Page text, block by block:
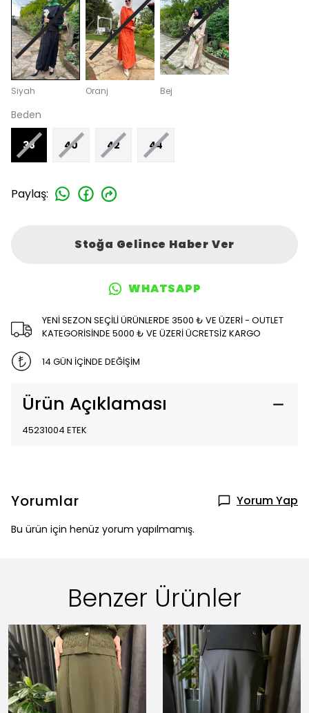
Siyah Oranj Bej
Beden
38 40 42 44
Paylaş:
Stoğa Gelince Haber Ver
WHATSAPP
YENİ SEZON SEÇİLİ ÜRÜNLERDE 3500 ₺ VE ÜZERİ - OUTLET
KATEGORİSİNDE 5000 ₺ VE ÜZERİ ÜCRETSİZ KARGO
14 GÜN İÇİNDE DEĞİŞİM
Ürün Açıklaması
45231004 ETEK
Yorumlar Yorum Yap
Bu ürün için henüz yorum yapılmamış.
Benzer Ürünler